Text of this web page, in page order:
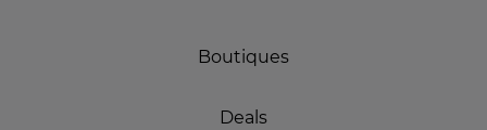
Boutiques
Deals